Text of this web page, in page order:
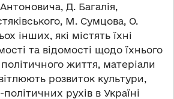
Д. Багалія,
М. Сумцова, О.
інших, які містять їхні
та відомості щодо їхнього
життя, матеріали
розвиток культури,
рухів в Україні